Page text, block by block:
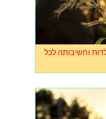
וחשיבותה לכל